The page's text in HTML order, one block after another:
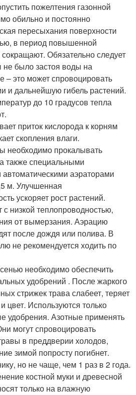
пожелтения газонной
обильно и постоянно
пересыхания поверхности
в период повышенной
Обязательно следует
не было застоя воды на
– это может спровоцировать
и дальнейшую гибель растений.
до 10 градусов тепла
приток кислорода к корням
скопления влаги.
необходимо прокалывать
также специальными
аэраторами
м. Улучшенная
ускоряет рост растений.
с низкой теплопроводностью,
от вымерзания. Аэрацию
после дождя или полива. В
не рекомендуется ходить по
необходимо обеспечить
удобрений . После жаркого
стрижек трава слабеет, теряет
цвет. Используются только
удобрения. Азотные применять
могут спровоцировать
в преддверии холодов,
зимой попросту погибнет.
но не чаще, чем 1 раз в 2 года.
костной муки и древесной
только на влажную